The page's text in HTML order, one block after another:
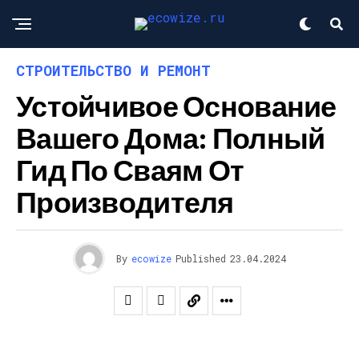
СТРОИТЕЛЬСТВО И РЕМОНТ
Устойчивое Основание
Вашего Дома: Полный
Гид По Сваям От
Производителя
By ecowize Published 23.04.2024